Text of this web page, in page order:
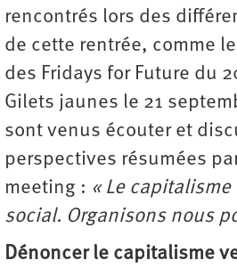
rencontrés lors des
de cette rentrée, comme
des Fridays for Future du
Gilets jaunes le 21
sont venus écouter et
perspectives résumées
meeting : « Le
social. Organisons nous
Dénoncer le capitalisme